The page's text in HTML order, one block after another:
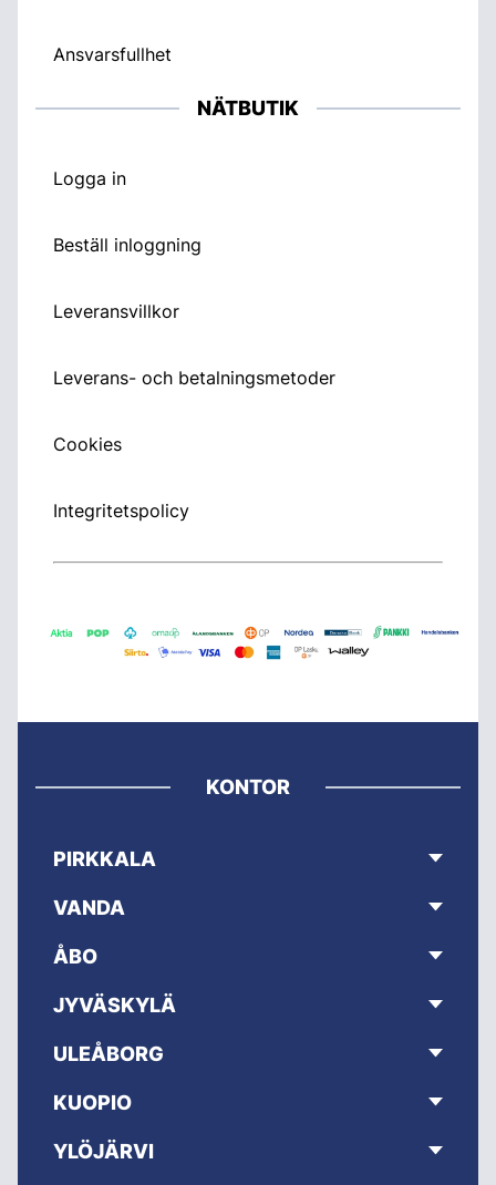
Ansvarsfullhet
NÄTBUTIK
Logga in
Beställ inloggning
Leveransvillkor
Leverans- och betalningsmetoder
Cookies
Integritetspolicy
KONTOR
PIRKKALA
VANDA
ÅBO
JYVÄSKYLÄ
ULEÅBORG
KUOPIO
YLÖJÄRVI